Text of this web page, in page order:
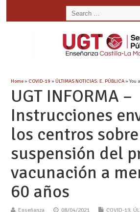
Home» COVID-19 »ÚLTIMAS NOTICIAS: E. PÚBLICA» You
UGT INFORMA –
Instrucciones
los centros sobre
suspensión del
vacunación a
60 años
Enseñanza 08/04/2021 COVID-19,